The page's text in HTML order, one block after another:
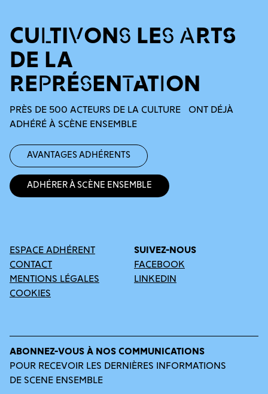
CULTIVONS LES ARTS
DE LA
REPRÉSENTATION
PRÈS DE 500 ACTEURS DE LA CULTURE ONT DÉJÀ
ADHÉRÉ À SCÈNE ENSEMBLE
Avantages adhérents
Adhérer à Scène Ensemble
ESPACE ADHÉRENT
CONTACT
MENTIONS LÉGALES
COOKIES
SUIVEZ-NOUS
FACEBOOK
LINKEDIN
ABONNEZ-VOUS À NOS COMMUNICATIONS
POUR RECEVOIR LES DERNIÈRES INFORMATIONS
DE SCENE ENSEMBLE